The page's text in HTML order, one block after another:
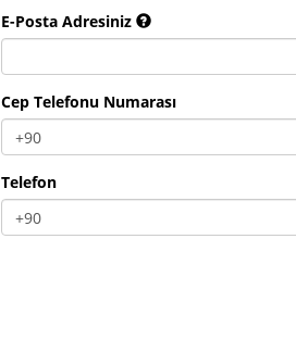
E-Posta Adresiniz
Cep Telefonu Numarası
Telefon